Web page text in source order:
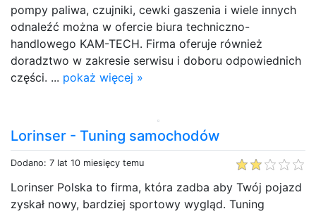
pompy paliwa, czujniki, cewki gaszenia i wiele innych
odnaleźć można w ofercie biura techniczno-
handlowego KAM-TECH. Firma oferuje również
doradztwo w zakresie serwisu i doboru odpowiednich
części. ... pokaż więcej »
Lorinser - Tuning samochodów
Dodano: 7 lat 10 miesięcy temu
Lorinser Polska to firma, która zadba aby Twój pojazd
zyskał nowy, bardziej sportowy wygląd. Tuning